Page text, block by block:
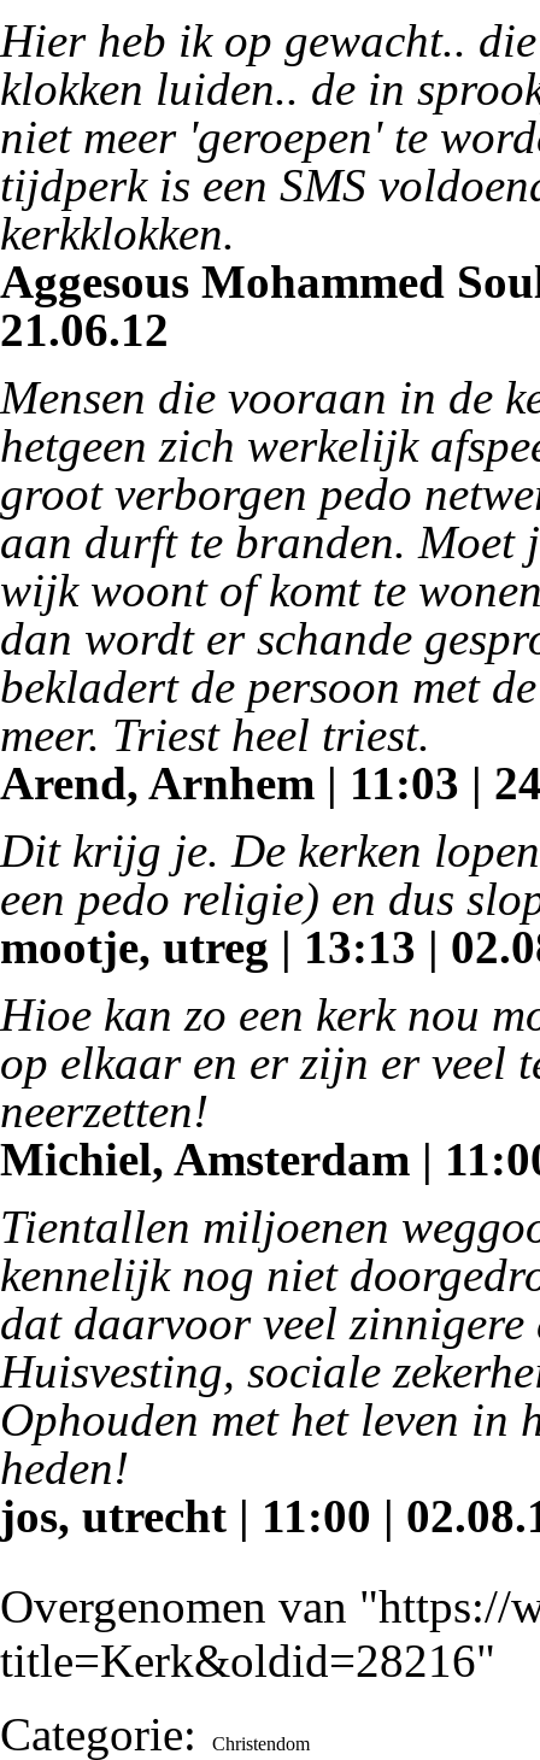
Hier heb ik op gewacht..
klokken luiden.. de in
niet meer 'geroepen' te
tijdperk is een SMS
kerkklokken.
Aggesous Mohammed
21.06.12
Mensen die vooraan in de
hetgeen zich werkelijk
groot verborgen pedo
aan durft te branden. Moet
wijk woont of komt te
dan wordt er schande
bekladert de persoon met
meer. Triest heel triest.
Arend, Arnhem | 11:03 |
Dit krijg je. De kerken
een pedo religie) en dus
mootje, utreg | 13:13 |
Hioe kan zo een kerk nou
op elkaar en er zijn er veel
neerzetten!
Michiel, Amsterdam |
Tientallen miljoenen
kennelijk nog niet
dat daarvoor veel
Huisvesting, sociale
Ophouden met het leven in
heden!
jos, utrecht | 11:00 |
Overgenomen van "https://
title=Kerk&oldid=28216"
Categorie: Christendom